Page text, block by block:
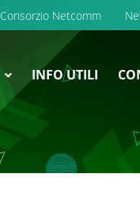
Consorzio Netcomm
INFO UTILI